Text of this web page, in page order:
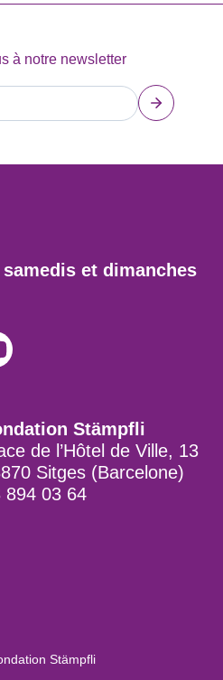
à notre newsletter
samedis et dimanches
Stämpfli
de l’Hôtel de Ville, 13
Sitges (Barcelone)
894 03 64
Stämpfli